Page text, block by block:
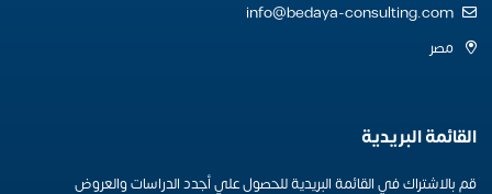
info@bedaya-consulting.com
مصر
القائمة البريدية
قم بالاشتراك في القائمة البريدية للحصول علي أجدد الدراسات والعروض